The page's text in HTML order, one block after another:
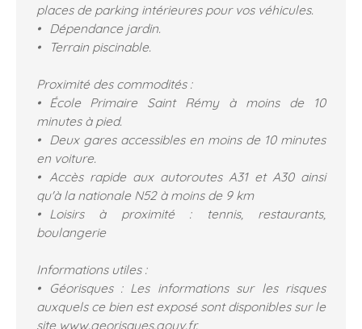
places de parking intérieures pour vos véhicules.
Dépendance jardin.
Terrain piscinable.
Proximité des commodités :
École Primaire Saint Rémy à moins de 10
minutes à pied.
Deux gares accessibles en moins de 10 minutes
en voiture.
Accès rapide aux autoroutes A31 et A30 ainsi
qu'à la nationale N52 à moins de 9 km
Loisirs à proximité : tennis, restaurants,
boulangerie
Informations utiles :
Géorisques : Les informations sur les risques
auxquels ce bien est exposé sont disponibles sur le
site www.georisques.gouv.fr.